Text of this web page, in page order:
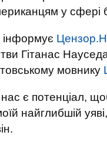
у сфері
інформує
Гітанас
мовнику
є потенціал,
найглибшій